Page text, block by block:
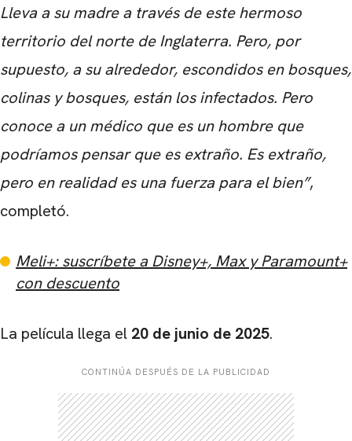
Lleva a su madre a través de este hermoso
territorio del norte de Inglaterra. Pero, por
supuesto, a su alrededor, escondidos en bosques,
colinas y bosques, están los infectados. Pero
conoce a un médico que es un hombre que
podríamos pensar que es extraño. Es extraño,
pero en realidad es una fuerza para el bien”,
completó.
Meli+: suscríbete a Disney+, Max y Paramount+
con descuento
La película llega el 20 de junio de 2025.
CONTINÚA DESPUÉS DE LA PUBLICIDAD